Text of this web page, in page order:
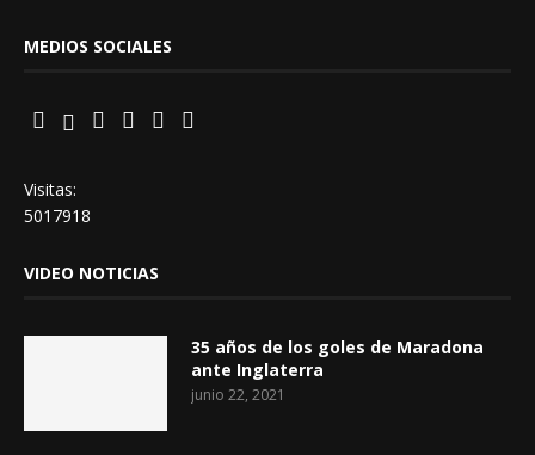
MEDIOS SOCIALES
Visitas:
5017918
VIDEO NOTICIAS
35 años de los goles de Maradona
ante Inglaterra
junio 22, 2021